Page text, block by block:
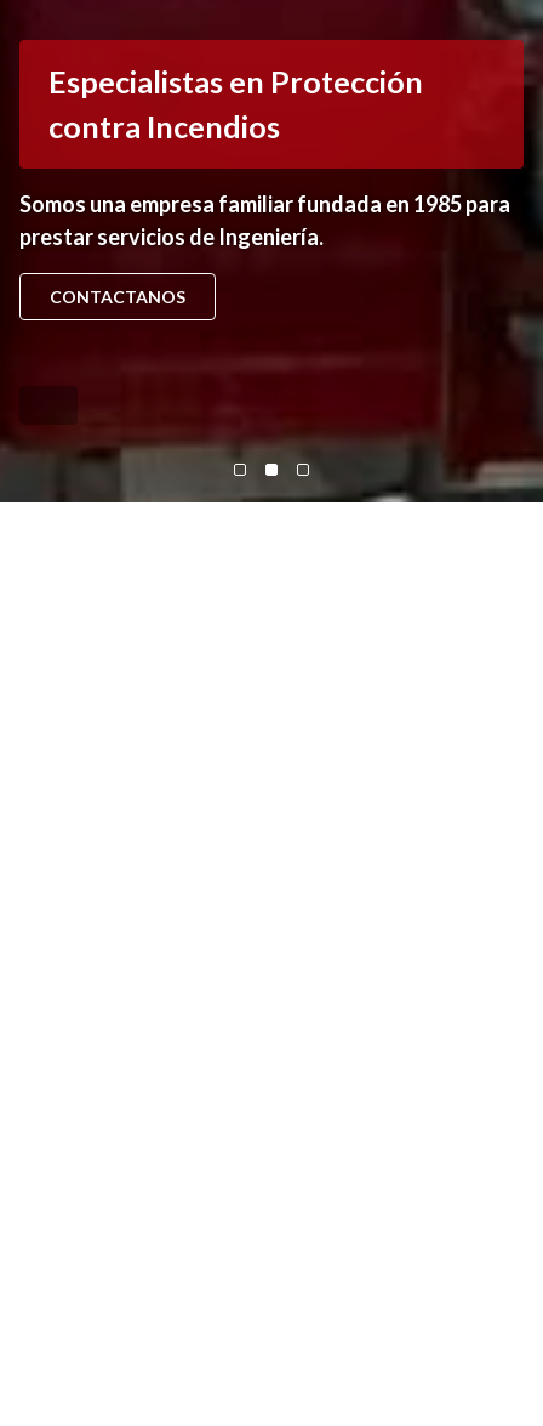
Especialistas en Protección
contra Incendios
Somos una empresa familiar fundada en 1985 para
prestar servicios de Ingeniería.
CONTACTANOS